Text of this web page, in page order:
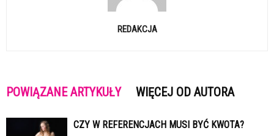
REDAKCJA
POWIĄZANE ARTYKUŁY WIĘCEJ OD AUTORA
CZY W REFERENCJACH MUSI BYĆ KWOTA?